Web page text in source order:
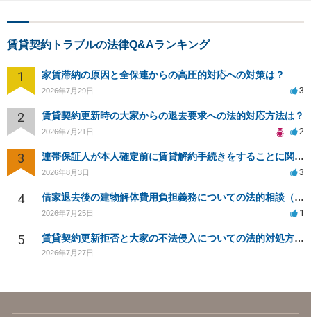
賃貸契約トラブルの法律Q&Aランキング
1 家賃滞納の原因と全保連からの高圧的対応への対策は？
2026年7月29日 3
2 賃貸契約更新時の大家からの退去要求への法的対応方法は？
2026年7月21日 2
3 連帯保証人が本人確定前に賃貸解約手続きをすることに関して
2026年8月3日 3
4 借家退去後の建物解体費用負担義務についての法的相談（補足説明修正）
2026年7月25日 1
5 賃貸契約更新拒否と大家の不法侵入についての法的対処方法は？
2026年7月27日